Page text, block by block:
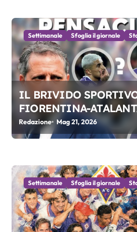
c
o
l
i
Settimanale Sfoglia il giornale
IL BRIVIDO
FIORENTINA-
05-2026
Redazione Mag 21, 2026
Settimanale Sfoglia il giornale